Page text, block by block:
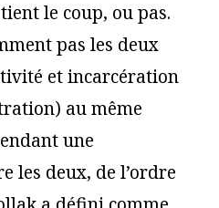
le coup, ou pas.
pas les deux
et incarcération
au même
une
les deux, de l’ordre